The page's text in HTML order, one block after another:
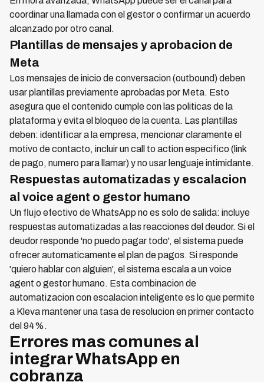
coordinar una llamada con el gestor o confirmar un acuerdo
alcanzado por otro canal.
Plantillas de mensajes y aprobacion de
Meta
Los mensajes de inicio de conversacion (outbound) deben
usar plantillas previamente aprobadas por Meta. Esto
asegura que el contenido cumple con las politicas de la
plataforma y evita el bloqueo de la cuenta. Las plantillas
deben: identificar a la empresa, mencionar claramente el
motivo de contacto, incluir un call to action especifico (link
de pago, numero para llamar) y no usar lenguaje intimidante.
Respuestas automatizadas y escalacion
al voice agent o gestor humano
Un flujo efectivo de WhatsApp no es solo de salida: incluye
respuestas automatizadas a las reacciones del deudor. Si el
deudor responde 'no puedo pagar todo', el sistema puede
ofrecer automaticamente el plan de pagos. Si responde
'quiero hablar con alguien', el sistema escala a un voice
agent o gestor humano. Esta combinacion de
automatizacion con escalacion inteligente es lo que permite
a Kleva mantener una tasa de resolucion en primer contacto
del 94%.
Errores mas comunes al
integrar WhatsApp en
cobranza